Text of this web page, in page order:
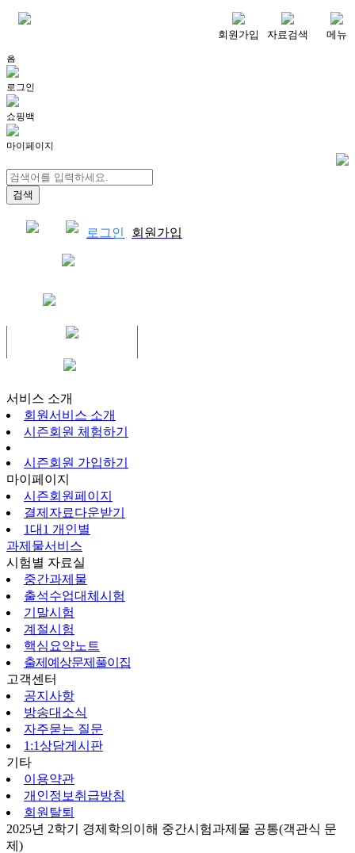
회원가입 자료검색 메뉴
홈
로그인
쇼핑백
마이페이지
로그인 회원가입
서비스 소개
회원서비스 소개
시즌회원 체험하기
시즌회원 가입하기
마이페이지
시즌회원페이지
결제자료다운받기
1대1 개인별
과제물서비스
시험별 자료실
중간과제물
출석수업대체시험
기말시험
계절시험
핵심요약노트
출제예상문제풀이집
고객센터
공지사항
방송대소식
자주묻는 질문
1:1상담게시판
기타
이용약관
개인정보취급방침
회원탈퇴
2025년 2학기 경제학의이해 중간시험과제물 공통(객관식 문
제)